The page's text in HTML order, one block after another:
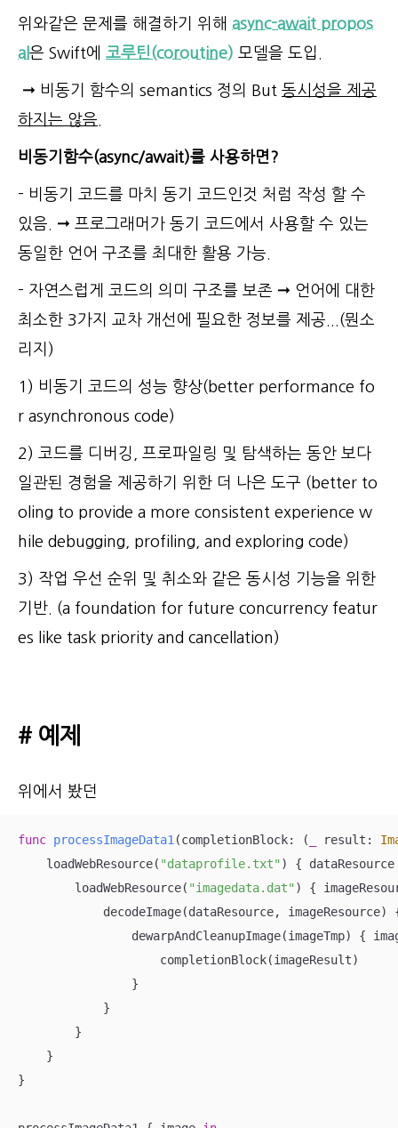
위와같은 문제를 해결하기 위해 async-await propos
al 은 Swift에 코루틴(coroutine) 모델을 도입.
➞ 비동기 함수의 semantics 정의 But 동시성을 제공
하지는 않음
비동기함수(async/await)를 사용하면?
- 비동기 코드를 마치 동기 코드인것 처럼 작성 할 수
있음. ➞ 프로그래머가 동기 코드에서 사용할 수 있는
동일한 언어 구조를 최대한 활용 가능.
- 자연스럽게 코드의 의미 구조를 보존 ➞ 언어에 대한
최소한 3가지 교차 개선에 필요한 정보를 제공...(뭔소
리지)
1) 비동기 코드의 성능 향상(better performance fo
r asynchronous code)
2) 코드를 디버깅, 프로파일링 및 탐색하는 동안 보다
일관된 경험을 제공하기 위한 더 나은 도구 (better to
oling to provide a more consistent experience w
hile debugging, profiling, and exploring code)
3) 작업 우선 순위 및 취소와 같은 동시성 기능을 위한
기반. (a foundation for future concurrency featur
es like task priority and cancellation)
# 예제
위에서 봤던
func processImageData1(completionBlock: ( result:
    loadWebResource(
"dataprofile.txt" ) {
        loadWebResource(
"imagedata.dat" ) {
decodeImage(dataResource, imageResource)
dewarpAndCleanupImage(imageTmp) {
                    completionBlock(imageResult)
                }
            }
        }
    }
}